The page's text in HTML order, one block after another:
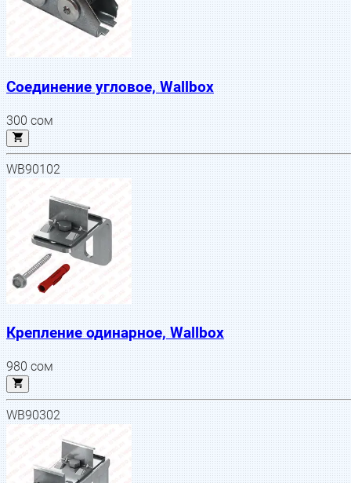
Соединение угловое, Wallbox
300сом
WB90102
Крепление одинарное, Wallbox
980сом
WB90302